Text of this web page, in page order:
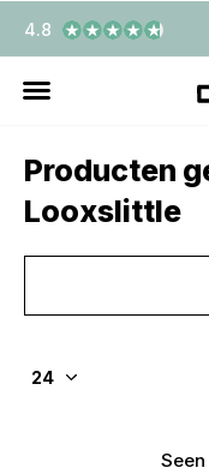
4.8
Producten
Looxslittle